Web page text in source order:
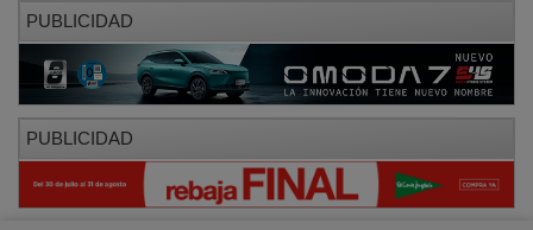
PUBLICIDAD
PUBLICIDAD